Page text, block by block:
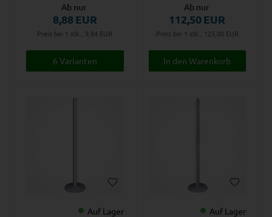
Ab nur
8,88EUR
Preis bei 1 stk., 9,84 EUR
6 Varianten
Ab nur
112,50EUR
Preis bei 1 stk., 125,00 EUR
Auf Lager
Auf Lager